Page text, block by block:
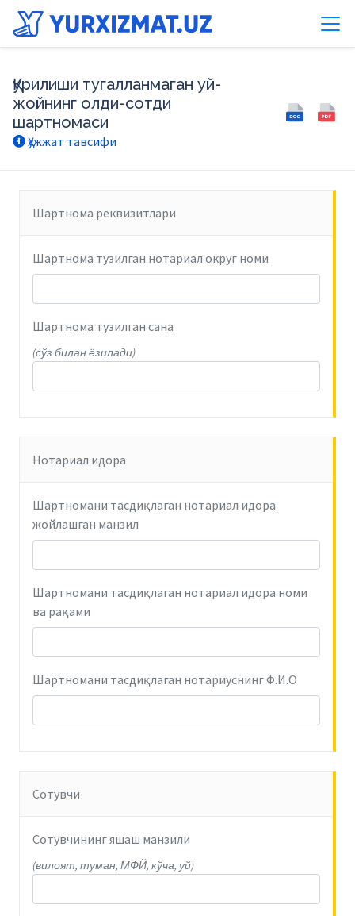
Қурилиши тугалланмаган уй-
жойнинг олди-сотди
шартномаси
Ҳужжат тавсифи
Шартнома реквизитлари
Шартнома тузилган нотариал округ номи
Шартнома тузилган сана
(сўз билан ёзилади)
Нотариал идора
Шартномани тасдиқлаган нотариал идора
жойлашган манзил
Шартномани тасдиқлаган нотариал идора номи
ва рақами
Шартномани тасдиқлаган нотариуснинг Ф.И.О
Сотувчи
Сотувчининг яшаш манзили
(вилоят, туман, МФЙ, кўча, уй)